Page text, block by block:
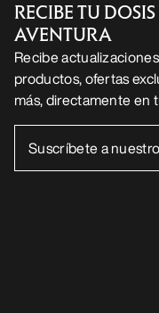
RECIBE TU
AVENTURA
Recibe
productos, ofertas
más, directamente en